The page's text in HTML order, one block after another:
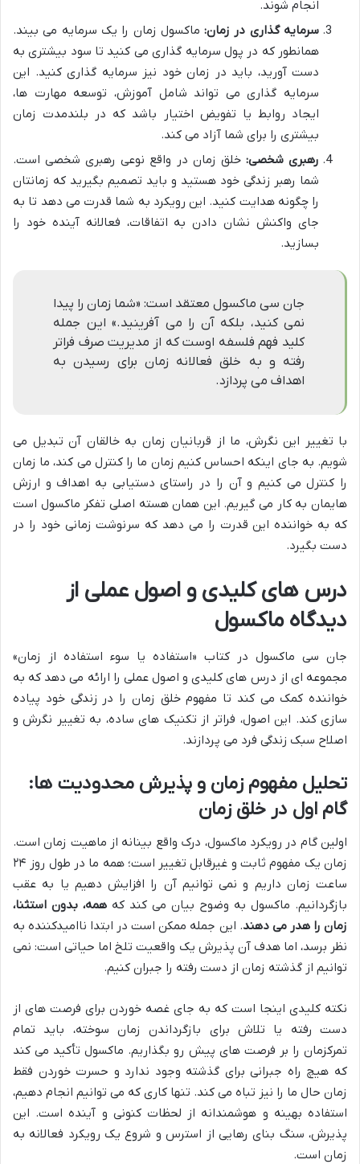
انجام شوند.
سرمایه گذاری در زمان:ماکسول زمان را یک سرمایه می بیند.
همانطور که در پول سرمایه گذاری می کنید تا سود بیشتری به
دست آورید، باید در زمان خود نیز سرمایه گذاری کنید. این
سرمایه گذاری می تواند شامل آموزش، توسعه مهارت ها،
ایجاد روابط یا تفویض اختیار باشد که در بلندمدت زمان
بیشتری را برای شما آزاد می کند.
رهبری شخصی: خلق زمان در واقع نوعی رهبری شخصی است.
شما رهبر زندگی خود هستید و باید تصمیم بگیرید که زمانتان
را چگونه هدایت کنید. این رویکرد به شما قدرت می دهد تا به
جای واکنش نشان دادن به اتفاقات، فعالانه آینده خود را
بسازید.
جان سی ماکسول معتقد است: «شما زمان را پیدا
نمی کنید، بلکه آن را می آفرینید.» این جمله
کلید فهم فلسفه اوست که از مدیریت صرف فراتر
رفته و به خلق فعالانه زمان برای رسیدن به
اهداف می پردازد.
با تغییر این نگرش، ما از قربانیان زمان به خالقان آن تبدیل می
شویم. به جای اینکه احساس کنیم زمان ما را کنترل می کند، ما زمان
را کنترل می کنیم و آن را در راستای دستیابی به اهداف و ارزش
هایمان به کار می گیریم. این همان هسته اصلی تفکر ماکسول است
که به خواننده این قدرت را می دهد که سرنوشت زمانی خود را در
دست بگیرد.
درس های کلیدی و اصول عملی از
دیدگاه ماکسول
جان سی ماکسول در کتاب «استفاده یا سوء استفاده از زمان»
مجموعه ای از درس های کلیدی و اصول عملی را ارائه می دهد که به
خواننده کمک می کند تا مفهوم خلق زمان را در زندگی خود پیاده
سازی کند. این اصول، فراتر از تکنیک های ساده، به تغییر نگرش و
اصلاح سبک زندگی فرد می پردازند.
تحلیل مفهوم زمان و پذیرش محدودیت ها:
گام اول در خلق زمان
اولین گام در رویکرد ماکسول، درک واقع بینانه از ماهیت زمان است.
زمان یک مفهوم ثابت و غیرقابل تغییر است؛ همه ما در طول روز ۲۴
ساعت زمان داریم و نمی توانیم آن را افزایش دهیم یا به عقب
بازگردانیم. ماکسول به وضوح بیان می کند که همه، بدون استثنا،
زمان را هدر می دهند. این جمله ممکن است در ابتدا ناامیدکننده به
نظر برسد، اما هدف آن پذیرش یک واقعیت تلخ اما حیاتی است: نمی
توانیم از گذشته زمان از دست رفته را جبران کنیم.
نکته کلیدی اینجا است که به جای غصه خوردن برای فرصت های از
دست رفته یا تلاش برای بازگرداندن زمان سوخته، باید تمام
تمرکزمان را بر فرصت های پیش رو بگذاریم. ماکسول تأکید می کند
که هیچ راه جبرانی برای گذشته وجود ندارد و حسرت خوردن فقط
زمان حال ما را نیز تباه می کند. تنها کاری که می توانیم انجام دهیم،
استفاده بهینه و هوشمندانه از لحظات کنونی و آینده است. این
پذیرش، سنگ بنای رهایی از استرس و شروع یک رویکرد فعالانه به
زمان است.